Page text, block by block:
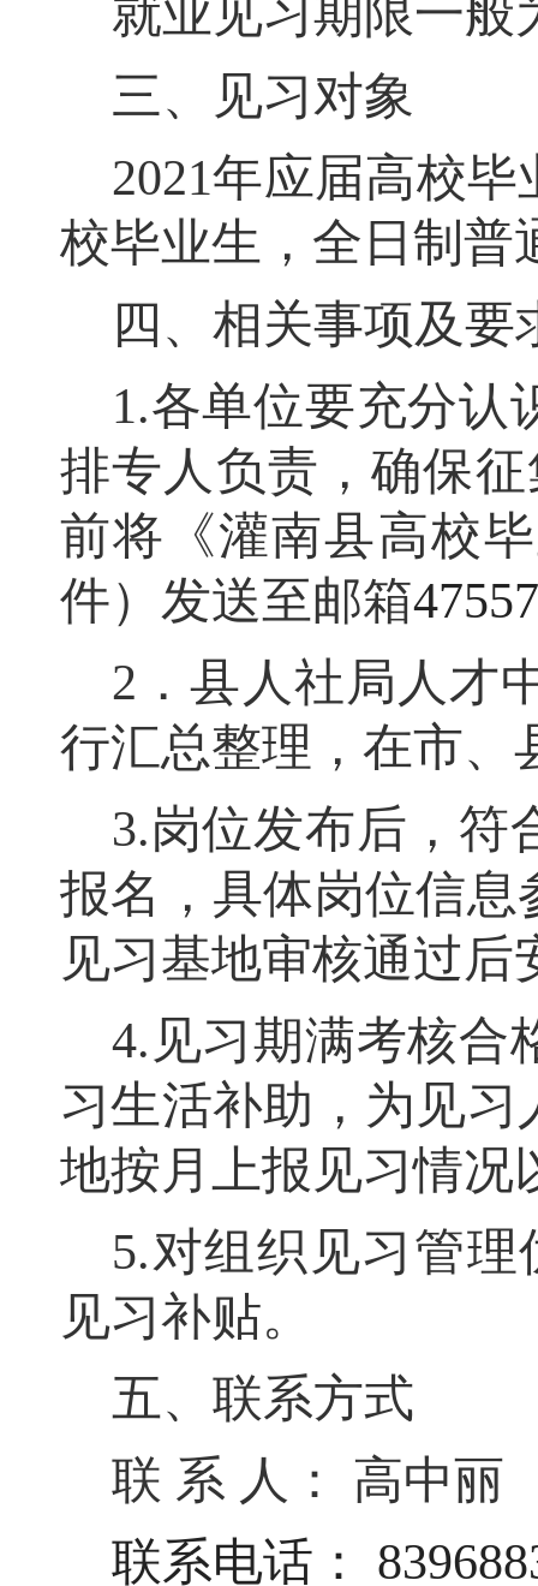
就业见习期限一般
三、见习对象
2021年应届高校毕
校毕业生 ， 全日制普
四、相关事项及要
1.各单位要充分认
排专人负责，确保
前将《灌南县高校
件）发送至邮箱
2 ．县人社局人才
行汇总整理 ， 在市、
3.岗位发布后 ， 符
报名 ， 具体岗位信息
见习基地审核通过后
4. 见习期满考核合
习生活补助 ， 为见习
地按月上报见习情况
5.对组织见习管
见习补贴。
五、联系方式
联 系 人：
高中丽
联系电话：